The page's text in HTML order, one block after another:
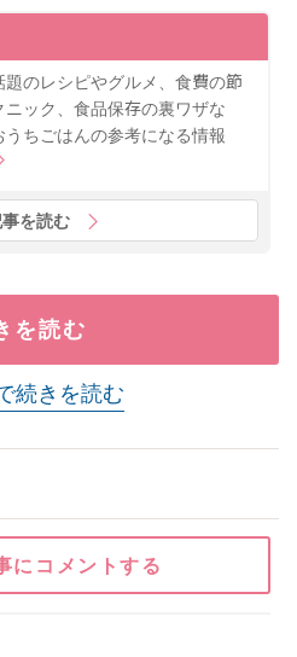
題のレシピやグルメ、食費の節
ニック、食品保存の裏ワザな
うちごはんの参考になる情報
を読む
を読む
続きを読む
にコメントする